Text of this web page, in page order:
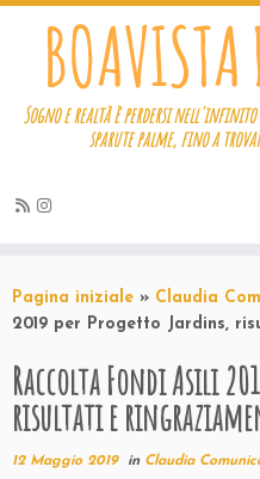
al
contenuto
Sogno e realtà è perdersi nell'infinito
sparute palme, fino a
Pagina iniziale » Claudia
2019 per Progetto Jardins,
Raccolta Fondi Asili
risultati e
12 Maggio 2019in Claudia